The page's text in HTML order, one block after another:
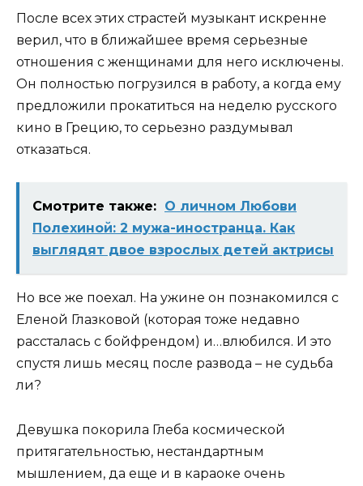
После всех этих страстей музыкант искренне
верил, что в ближайшее время серьезные
отношения с женщинами для него исключены.
Он полностью погрузился в работу, а когда ему
предложили прокатиться на неделю русского
кино в Грецию, то серьезно раздумывал
отказаться.
Смотрите также: О личном Любови
Полехиной: 2 мужа-иностранца. Как
выглядят двое взрослых детей актрисы
Но все же поехал. На ужине он познакомился с
Еленой Глазковой (которая тоже недавно
рассталась с бойфрендом) и…влюбился. И это
спустя лишь месяц после развода – не судьба
ли?
Девушка покорила Глеба космической
притягательностью, нестандартным
мышлением, да еще и в караоке очень